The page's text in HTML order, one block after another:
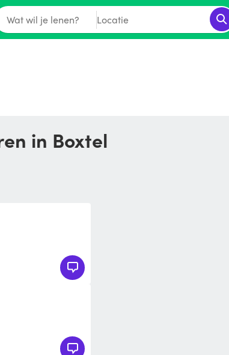
Wat wil je lenen? Locatie
in Boxtel